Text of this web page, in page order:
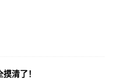
清了！